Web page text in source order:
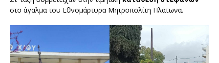
στο άγαλμα του Εθνομάρτυρα Μητροπολίτη Πλάτωνα.